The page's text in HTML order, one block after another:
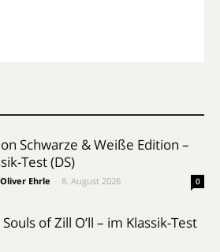
Schwarze & Weiße Edition –
Test (DS)
Oliver Ehrle 8. August 2026 0
of Zill O’ll – im Klassik-Test